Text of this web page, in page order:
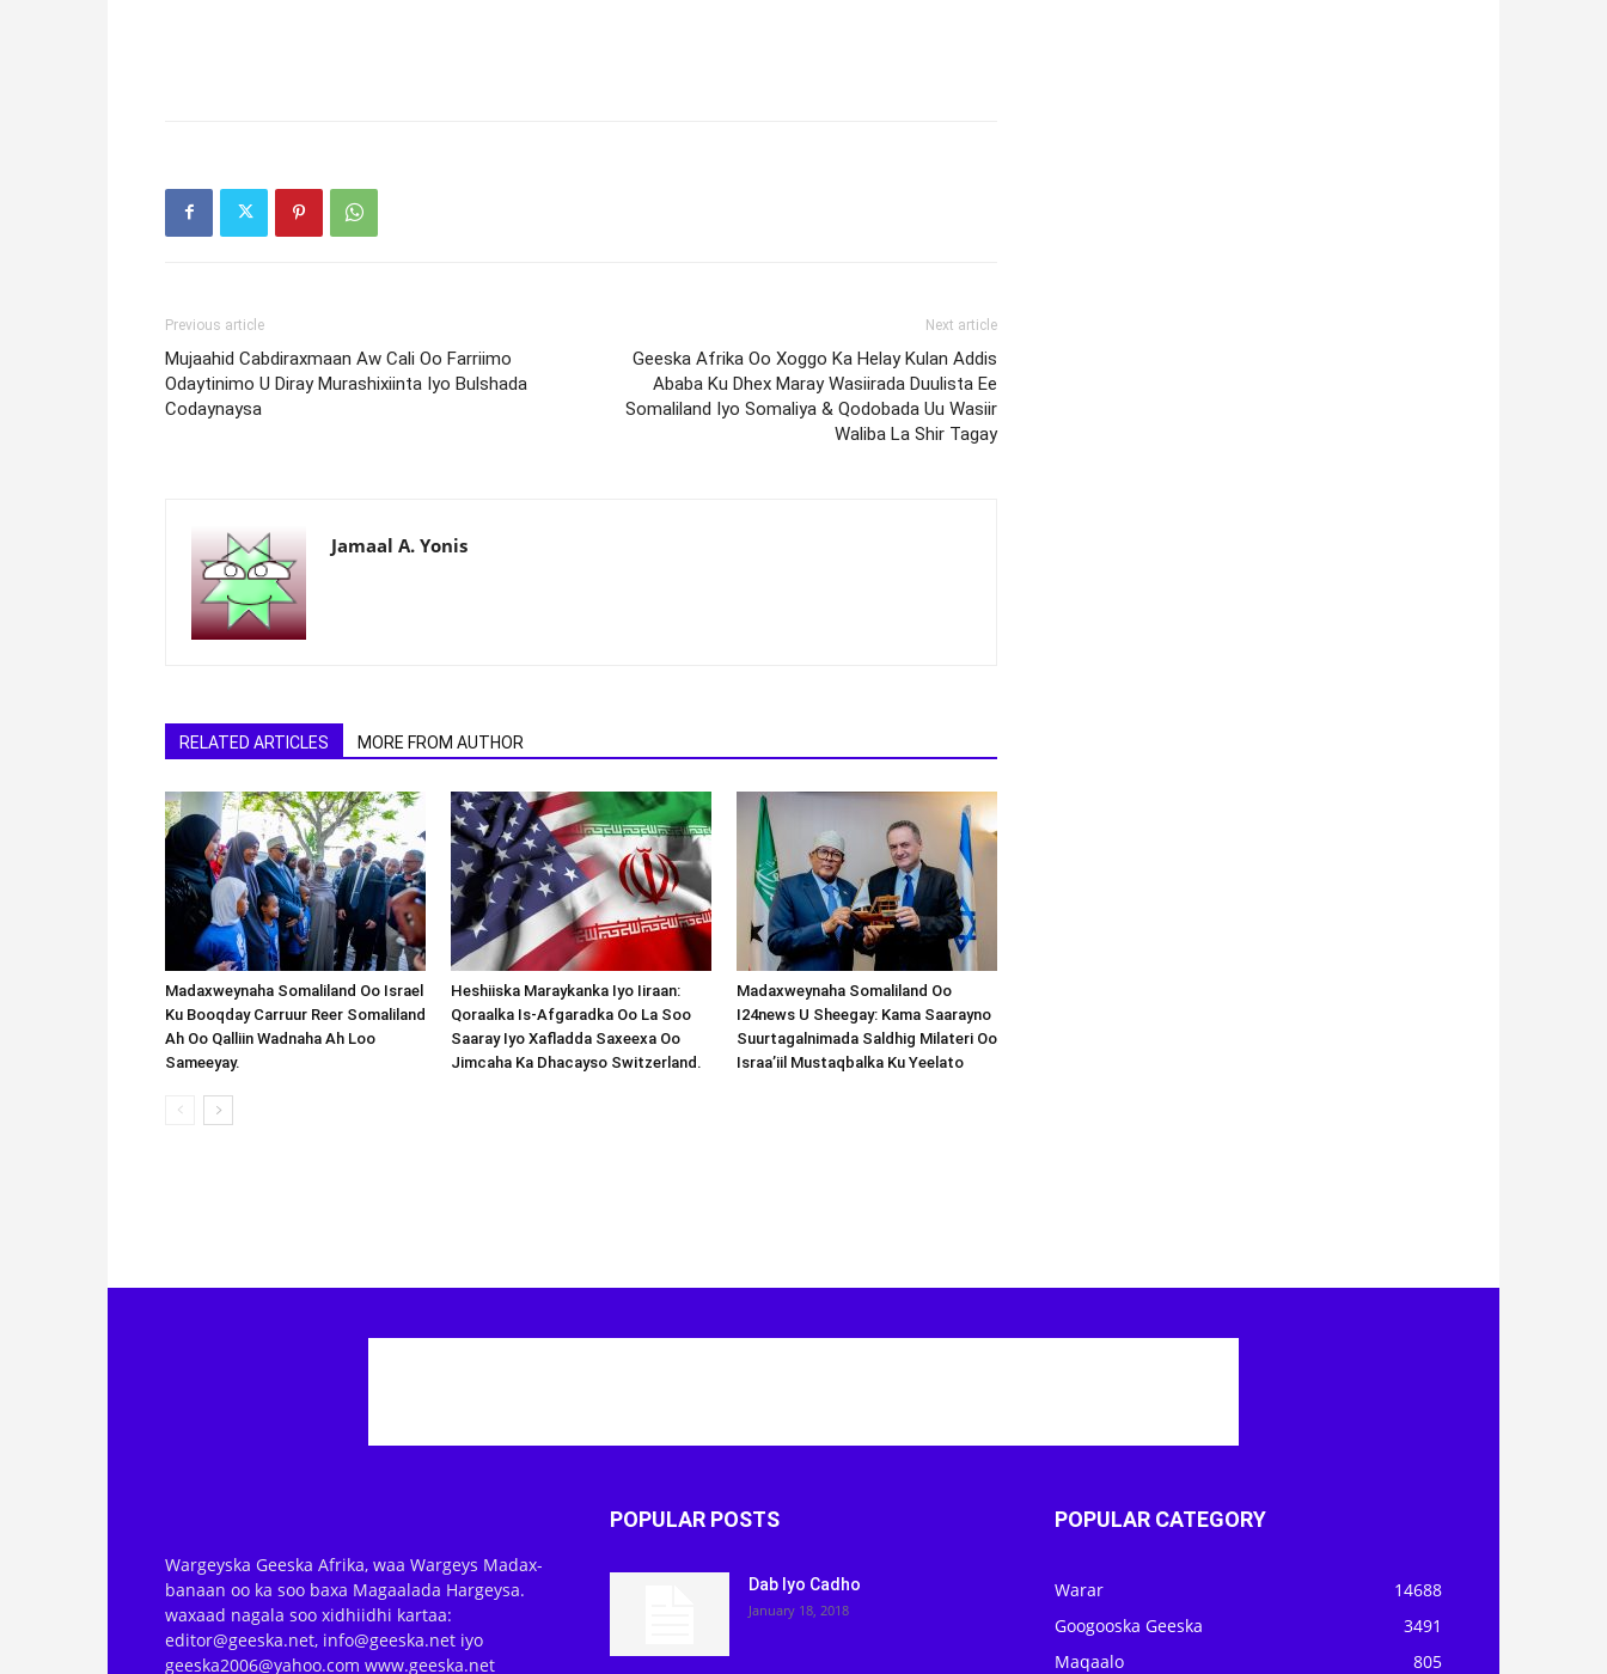
Previous article
Mujaahid Cabdiraxmaan Aw Cali Oo Farriimo
Odaytinimo U Diray Murashixiinta Iyo Bulshada
Codaynaysa
Next article
Geeska Afrika Oo Xoggo Ka Helay Kulan Addis
Ababa Ku Dhex Maray Wasiirada Duulista Ee
Somaliland Iyo Somaliya & Qodobada Uu Wasiir
Waliba La Shir Tagay
Jamaal A. Yonis
RELATED ARTICLES MORE FROM AUTHOR
Madaxweynaha Somaliland Oo Israel
Ku Booqday Carruur Reer Somaliland
Ah Oo Qalliin Wadnaha Ah Loo
Sameeyay.
Heshiiska Maraykanka Iyo Iiraan:
Qoraalka Is-Afgaradka Oo La Soo
Saaray Iyo Xafladda Saxeexa Oo
Jimcaha Ka Dhacayso Switzerland.
Madaxweynaha Somaliland Oo
I24news U Sheegay: Kama Saarayno
Suurtagalnimada Saldhig Milateri Oo
Israa’iil Mustaqbalka Ku Yeelato
Wargeyska Geeska Afrika, waa Wargeys Madax-
banaan oo ka soo baxa Magaalada Hargeysa.
waxaad nagala soo xidhiidhi kartaa:
editor@geeska.net, info@geeska.net iyo
geeska2006@yahoo.com www.geeska.net
POPULAR POSTS
Dab Iyo Cadho
January 18, 2018
POPULAR CATEGORY
Warar
14688
Googooska Geeska
3491
Maqaalo
805